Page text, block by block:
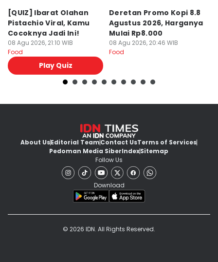
[QUIZ] Ibarat Olahan
Pistachio Viral, Kamu
Cocoknya Jadi Ini!
08 Agu 2026, 21:10 WIB
Food
Play Quiz
Deretan Promo Kopi 8.8
Agustus 2026, Harganya
Mulai Rp8.000
08 Agu 2026, 20:46 WIB
Food
About UsEditorial TeamContact UsTerms of Services
Pedoman Media SiberIndexSitemap
Follow Us
Download
© 2026 IDN. All Rights Reserved.